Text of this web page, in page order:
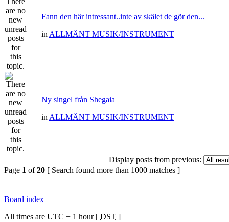
Fann den här intressant..inte av skälet de gör den...
in ALLMÄNT MUSIK/INSTRUMENT
Ny singel från Shegaia
in ALLMÄNT MUSIK/INSTRUMENT
Display posts from previous:
Page 1 of20 [ Search found more than 1000 matches ]
Board index
All times are UTC + 1 hour [ DST ]